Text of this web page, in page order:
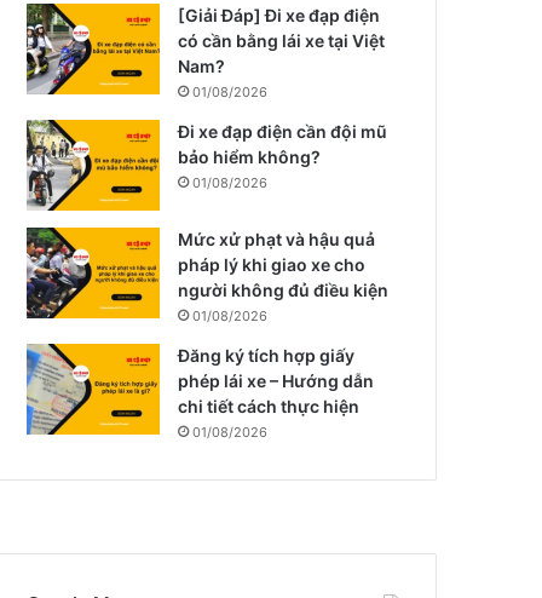
[Giải Đáp] Đi xe đạp điện
có cần bằng lái xe tại Việt
Nam?
01/08/2026
Đi xe đạp điện cần đội mũ
bảo hiểm không?
01/08/2026
Mức xử phạt và hậu quả
pháp lý khi giao xe cho
người không đủ điều kiện
01/08/2026
Đăng ký tích hợp giấy
phép lái xe – Hướng dẫn
chi tiết cách thực hiện
01/08/2026